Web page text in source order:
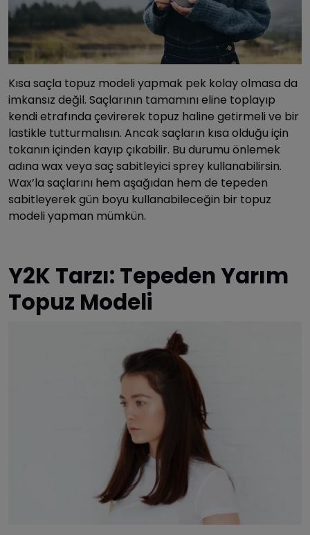
Kısa saçla topuz modeli yapmak pek kolay olmasa da
imkansız değil. Saçlarının tamamını eline toplayıp
kendi etrafında çevirerek topuz haline getirmeli ve bir
lastikle tutturmalısın. Ancak saçların kısa olduğu için
tokanın içinden kayıp çıkabilir. Bu durumu önlemek
adına wax veya saç sabitleyici sprey kullanabilirsin.
Wax’la saçlarını hem aşağıdan hem de tepeden
sabitleyerek gün boyu kullanabileceğin bir topuz
modeli yapman mümkün.
Y2K Tarzı: Tepeden Yarım
Topuz Modeli